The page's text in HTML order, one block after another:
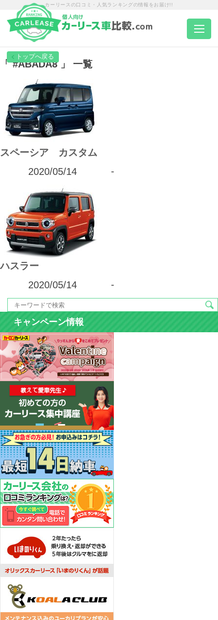
カーリースの口コミ・人気ランキングの情報をお届け!!
トップページ
カーリース一覧
エリア別ランキング
エリア別店舗一覧
車種から選ぶ
カーリース体験談
お役立ち記事
閉じる
「 #ABADA8 」 一覧
スペーシア カスタム
2020/05/14
-
ハスラー
2020/05/14
-
キャンペーン情報